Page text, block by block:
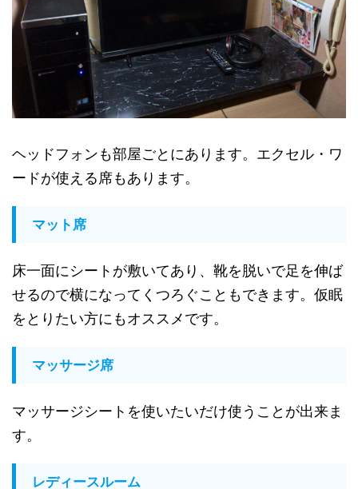
ヘッドフォンも部屋ごとにあります。エクセル・ワ
ードが使える席もあります。
マット席
床一面にシートが敷いてあり、靴を脱いで足を伸ば
せるので横になってくつろぐこともできます。仮眠
をとりたい方にもオススメです。
マッサージ席
マッサージシートを使いたいだけ使うことが出来ま
す。
レディースルーム